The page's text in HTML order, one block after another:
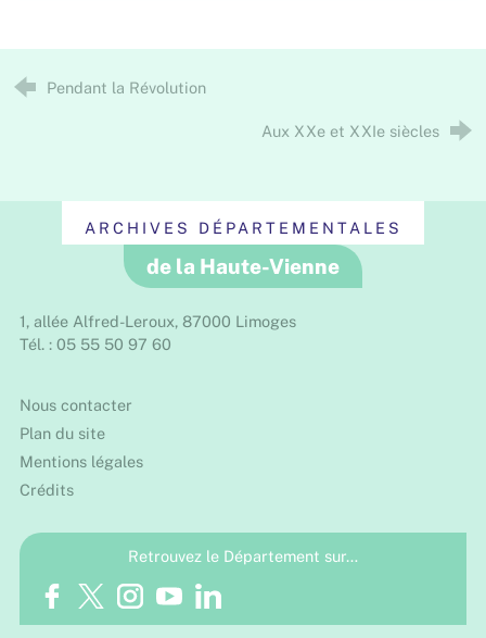
Pendant la Révolution
Aux XXe et XXIe siècles
ARCHIVES DÉPARTEMENTALES
de la Haute-Vienne
1, allée Alfred-Leroux, 87000 Limoges
Tél. : 05 55 50 97 60
Nous contacter
Plan du site
Mentions légales
Crédits
Retrouvez le Département sur…
Facebook
TwitterInstagram
Youtube